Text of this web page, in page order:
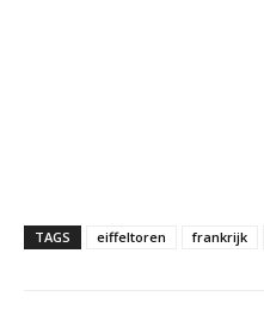
TAGS eiffeltoren frankrijk